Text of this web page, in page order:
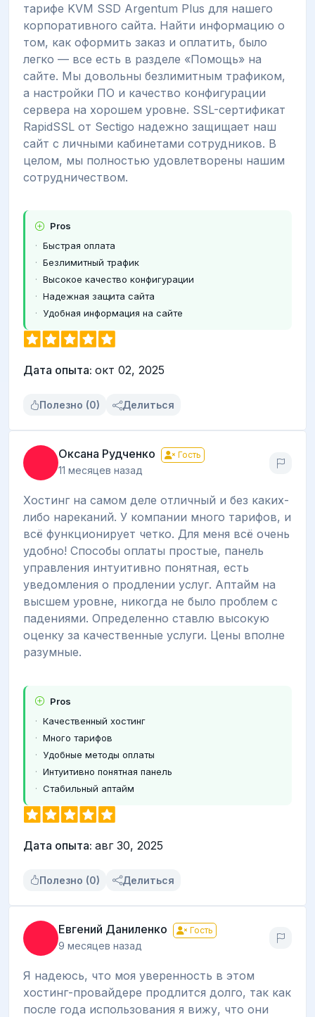
тарифе KVM SSD Argentum Plus для нашего
корпоративного сайта. Найти информацию о
том, как оформить заказ и оплатить, было
легко — все есть в разделе «Помощь» на
сайте. Мы довольны безлимитным трафиком,
а настройки ПО и качество конфигурации
сервера на хорошем уровне. SSL-сертификат
RapidSSL от Sectigo надежно защищает наш
сайт с личными кабинетами сотрудников. В
целом, мы полностью удовлетворены нашим
сотрудничеством.
Pros
Быстрая оплата
Безлимитный трафик
Высокое качество конфигурации
Надежная защита сайта
Удобная информация на сайте
Дата опыта: окт 02, 2025
Полезно (0) Делиться
Оксана Рудченко Гость
11 месяцев назад
Хостинг на самом деле отличный и без каких-
либо нареканий. У компании много тарифов, и
всё функционирует четко. Для меня всё очень
удобно! Способы оплаты простые, панель
управления интуитивно понятная, есть
уведомления о продлении услуг. Аптайм на
высшем уровне, никогда не было проблем с
падениями. Определенно ставлю высокую
оценку за качественные услуги. Цены вполне
разумные.
Pros
Качественный хостинг
Много тарифов
Удобные методы оплаты
Интуитивно понятная панель
Стабильный аптайм
Дата опыта: авг 30, 2025
Полезно (0) Делиться
Евгений Даниленко Гость
9 месяцев назад
Я надеюсь, что моя уверенность в этом
хостинг-провайдере продлится долго, так как
после года использования я вижу, что они